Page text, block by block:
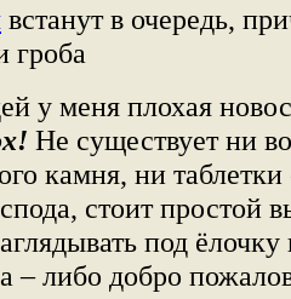
встанут в очередь,
гроба
у меня плохая
Не существует ни
камня, ни таблетки
стоит простой
под
– либо добро